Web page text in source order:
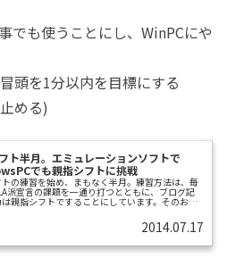
でも使うことにし、WinPCにや
頭を1分以内を目標にする
める)
ト半月。エミュレーションソフトで
でも親指シフトに挑戦
の練習を始め、まもなく半月。練習方法は、毎
派宣言の課題を一通り打つとともに、ブログ記
親指シフトですることにしています。そのおか
の例題にしてたのは、平家物語の冒頭「祇園精舎
諸行無常の響き有り 沙羅双樹の花の色 盛者
たけきものもついには滅びぬ ひとえに風の前
2014.07.17